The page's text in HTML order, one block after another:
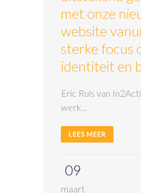
met onze
website
sterke focus
identiteit en
Eric Ruis van
werk...
LEES MEER
09
maart